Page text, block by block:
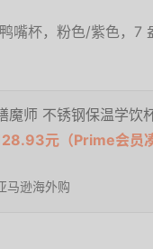
嘴杯，粉色/紫色，7
魔师 不锈钢保温学饮
元（Prime会员
马逊海外购